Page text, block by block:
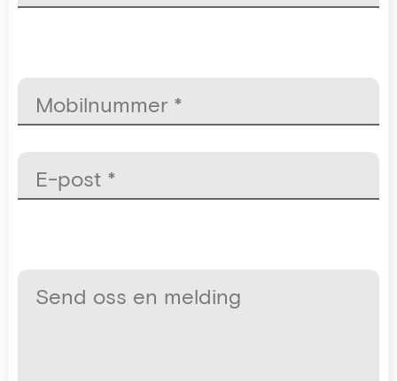
Mobilnummer *
E-post *
Send oss en melding